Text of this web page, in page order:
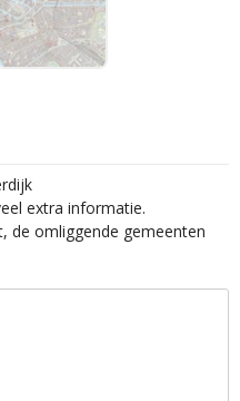
extra informatie.
de omliggende gemeenten